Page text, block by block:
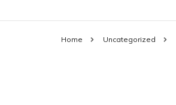
Home Uncategorized